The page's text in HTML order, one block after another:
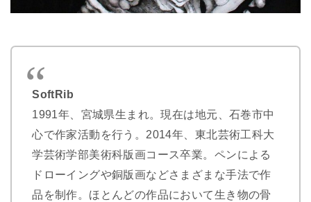
SoftRib
1991年、宮城県生まれ。現在は地元、石巻市中
心で作家活動を行う。2014年、東北芸術工科大
学芸術学部美術科版画コース卒業。ペンによる
ドローイングや銅版画などさまざまな手法で作
品を制作。ほとんどの作品において生き物の骨